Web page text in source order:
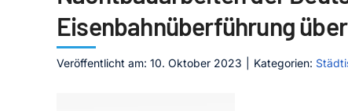
Eisenbahnüberführung
Veröffentlicht am: 10. Oktober 2023 Kategorien: